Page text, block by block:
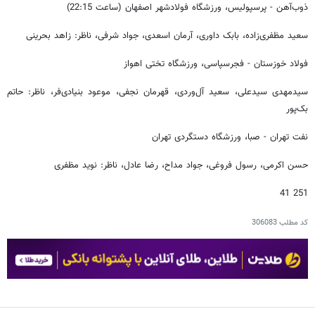
ذوب‌آهن - پرسپولیس، ورزشگاه فولادشهر اصفهان (ساعت 22:15)
سعید مظفری‌زاده،‌ بابک داوری، آرمان اسعدی، جواد شرفی، ناظر: زاهد بحرینی
فولاد خوزستان - فجرسپاسی، ورزشگاه تختی اهواز
سیدمهدی سیدعلی، سعید آل‌وردی، قهرمان نجفی، موعود بنیادی‌فر، ناظر: حاتم
بک‌پور
نفت تهران - صبا، ورزشگاه دستگردی تهران
حسن اکرمی، رسول فروغی، جواد مداح، رضا عادل، ناظر: نوید مظفری
251 41
کد مطلب306083